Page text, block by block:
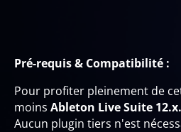
Pré-requis & Compatibilité :
Pour profiter pleinement de
moins Ableton Live Suite 12.x.
Aucun plugin tiers n'est